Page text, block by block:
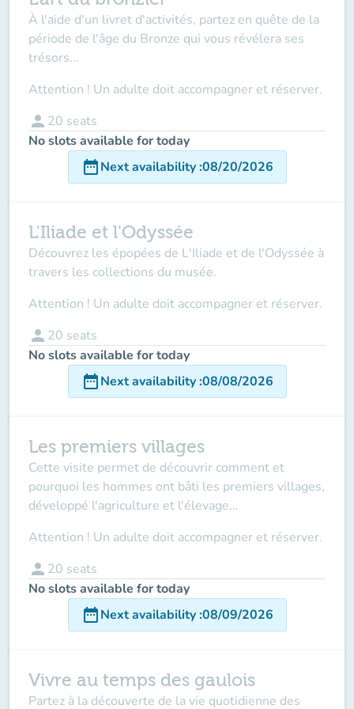
À l'aide d'un livret d'activités, partez en quête de la
période de l'âge du Bronze qui vous révélera ses
trésors...
Attention ! Un adulte doit accompagner et réserver.
person 20 seats
No slots available for today
date_rangeNext availability:08/20/2026
L'Iliade et l'Odyssée
Découvrez les épopées de L'Iliade et de l'Odyssée à
travers les collections du musée.
Attention ! Un adulte doit accompagner et réserver.
person 20 seats
No slots available for today
date_rangeNext availability:08/08/2026
Les premiers villages
Cette visite permet de découvrir comment et
pourquoi les hommes ont bâti les premiers villages,
développé l'agriculture et l'élevage...
Attention ! Un adulte doit accompagner et réserver.
person 20 seats
No slots available for today
date_rangeNext availability:08/09/2026
Vivre au temps des gaulois
Partez à la découverte de la vie quotidienne des